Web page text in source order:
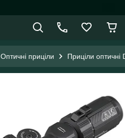
Оптичні приціли Приціли оптичні